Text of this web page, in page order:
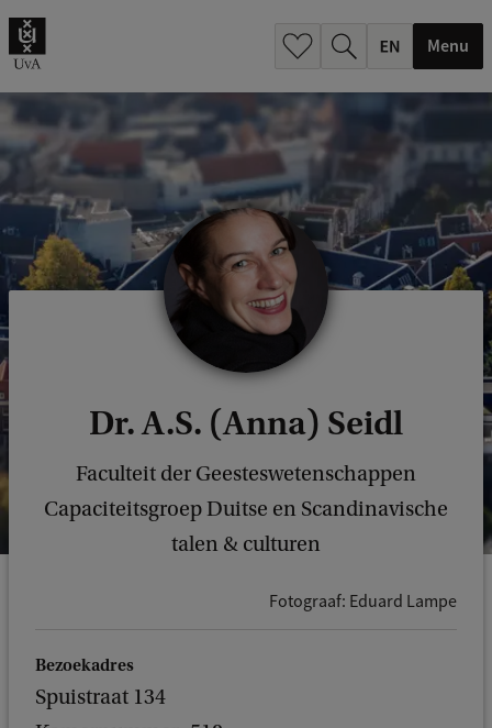
Menu
Dr. A.S. (Anna) Seidl
Faculteit der Geesteswetenschappen
Capaciteitsgroep Duitse en Scandinavische
talen & culturen
Fotograaf: Eduard Lampe
Bezoekadres
Spuistraat 134